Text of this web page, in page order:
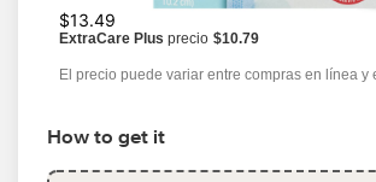
$13.49
ExtraCare Plus precio $10.79
El precio puede variar entre compras en línea y
How to get it